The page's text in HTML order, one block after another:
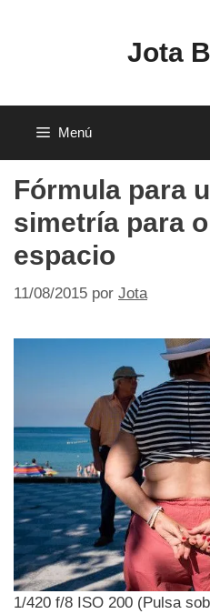
Jota
Menú
Fórmula para
simetría para
espacio
11/08/2015 por Jota
1/420 f/8 ISO 200 (Pulsa